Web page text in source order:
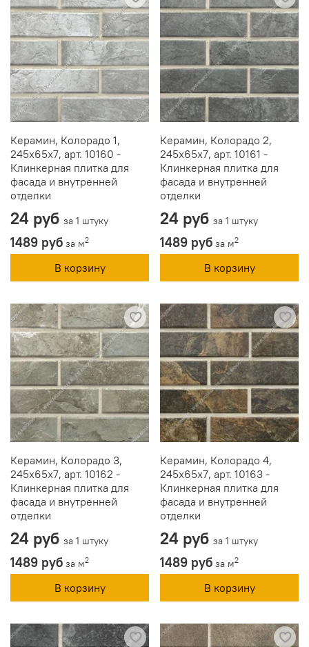
Керамин, Колорадо 1,
245x65x7, арт. 10160 -
Клинкерная плитка для
фасада и внутренней
отделки
24 руб за 1 штуку
1489 руб за м2
В корзину
Керамин, Колорадо 2,
245x65x7, арт. 10161 -
Клинкерная плитка для
фасада и внутренней
отделки
24 руб за 1 штуку
1489 руб за м2
В корзину
Керамин, Колорадо 3,
245x65x7, арт. 10162 -
Клинкерная плитка для
фасада и внутренней
отделки
24 руб за 1 штуку
1489 руб за м2
В корзину
Керамин, Колорадо 4,
245x65x7, арт. 10163 -
Клинкерная плитка для
фасада и внутренней
отделки
24 руб за 1 штуку
1489 руб за м2
В корзину